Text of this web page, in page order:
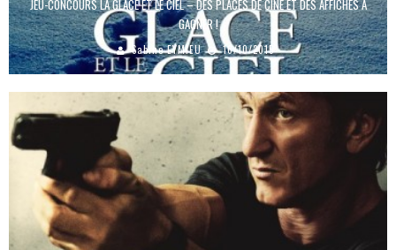
JEU-CONCOURS LA GLACE ET LE CIEL – DES PLACES DE CINÉ ET DES AFFICHES À
GAGNER !
Sabine EYMIEU 16/10/2015